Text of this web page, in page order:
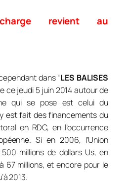
revient au
dans “LES BALISES
ce jeudi 5 juin 2014 autour de
qui se pose est celui du
est fait des financements du
en RDC, en l’occurrence
Si en 2006, l’Union
millions de dollars Us, en
67 millions, et encore pour le
2013.